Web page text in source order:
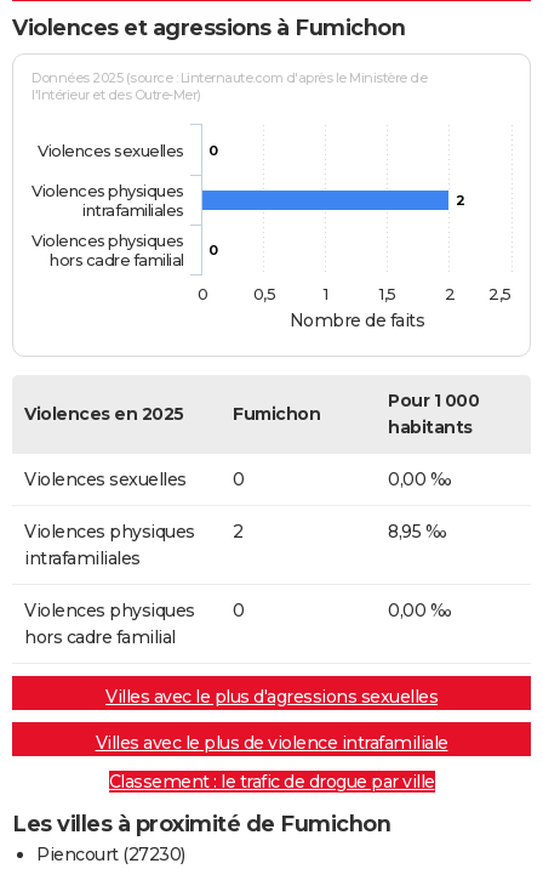
Violences et agressions à Fumichon
Nombre de faits
Données 2025 (source : Linternaute.com d'après le Ministère de
l'Intérieur et des Outre-Mer)
0
2
0
Violences sexuelles
Violences physiques
intrafamiliales
Violences physiques
hors cadre familial
0
0,5 1 1,5 2 2,5
Violences en 2025 Fumichon
Pour 1 000
habitants
Violences sexuelles 0 0,00 ‰
Violences physiques
intrafamiliales
2 8,95 ‰
Violences physiques
hors cadre familial
0 0,00 ‰
Villes avec le plus d'agressions sexuelles
Villes avec le plus de violence intrafamiliale
Classement : le trafic de drogue par ville
Les villes à proximité de Fumichon
Piencourt (27230)